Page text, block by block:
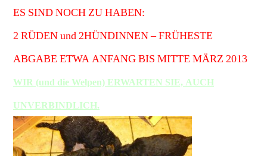
ES SIND NOCH ZU HABEN:
2 RÜDEN und 2HÜNDINNEN – FRÜHESTE
ABGABE ETWA ANFANG BIS MITTE MÄRZ 2013
WIR (und die Welpen) ERWARTEN SIE, AUCH
UNVERBINDLICH.